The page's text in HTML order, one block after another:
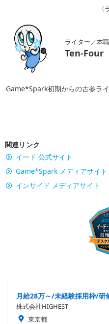
《
ライター／本
Ten-Four
Game*Spark初期からの古参ライ
関連リンク
イード 公式サイト
Game*Spark メディアサイト
インサイド メディアサイト
月給28万～/未経験採用枠/研
株式会社HIGHEST
東京都